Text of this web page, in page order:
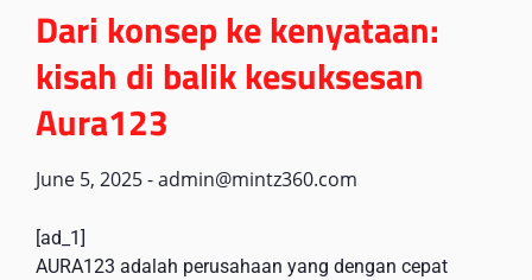
Dari konsep ke kenyataan:
kisah di balik kesuksesan
Aura123
June 5, 2025-admin@mintz360.com
[ad_1]
AURA123 adalah perusahaan yang dengan cepat